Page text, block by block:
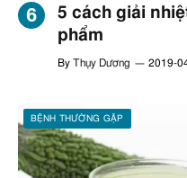
5 cách giải
phẩm
By Thụy Dương 2019-
BỆNH THƯỜNG GẶP